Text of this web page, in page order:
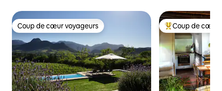
Coup de cœur voyageurs
Coup de cœur voyageurs Coups de cœur
Coup de cœur